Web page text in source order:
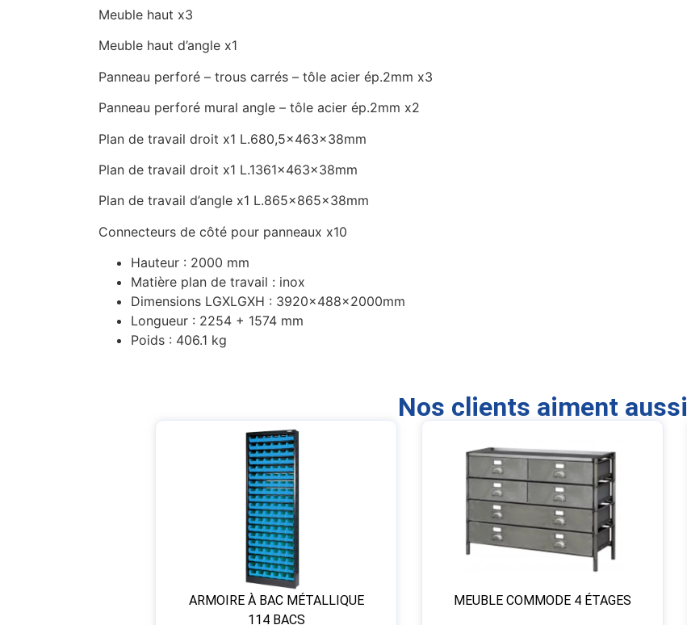
Meuble haut x3
Meuble haut d’angle x1
Panneau perforé – trous carrés – tôle acier ép.2mm x3
Panneau perforé mural angle – tôle acier ép.2mm x2
Plan de travail droit x1 L.680,5x463x38mm
Plan de travail droit x1 L.1361x463x38mm
Plan de travail d’angle x1 L.865x865x38mm
Connecteurs de côté pour panneaux x10
Hauteur : 2000 mm
Matière plan de travail : inox
Dimensions LGXLGXH : 3920x488x2000mm
Longueur : 2254 + 1574 mm
Poids : 406.1 kg
Nos clients aiment aussi
ARMOIRE À BAC MÉTALLIQUE
114 BACS
MEUBLE COMMODE 4 ÉTAGES